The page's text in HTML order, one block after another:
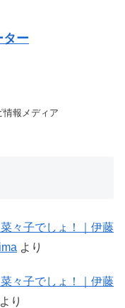
ター
情報メディア
々子でしょ！｜伊藤
より
々子でしょ！｜伊藤
より